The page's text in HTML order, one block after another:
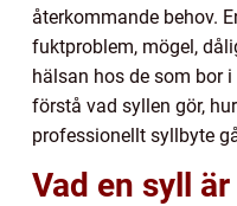
återkommande behov.
fuktproblem, mögel,
hälsan hos de som bor
förstå vad syllen gör,
professionellt syllbyte
Vad en syll